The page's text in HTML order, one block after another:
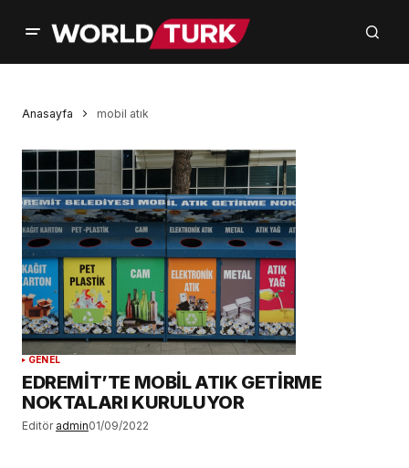
Anasayfa mobil atık
GENEL
EDREMİT’TE MOBİL ATIK GETİRME
NOKTALARI KURULUYOR
Editör admin01/09/2022